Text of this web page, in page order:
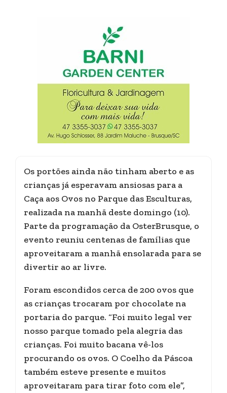
Os portões ainda não tinham aberto e as
crianças já esperavam ansiosas para a
Caça aos Ovos no Parque das Esculturas,
realizada na manhã deste domingo (10).
Parte da programação da OsterBrusque, o
evento reuniu centenas de famílias que
aproveitaram a manhã ensolarada para se
divertir ao ar livre.
Foram escondidos cerca de 200 ovos que
as crianças trocaram por chocolate na
portaria do parque. “Foi muito legal ver
nosso parque tomado pela alegria das
crianças. Foi muito bacana vê-los
procurando os ovos. O Coelho da Páscoa
também esteve presente e muitos
aproveitaram para tirar foto com ele”,